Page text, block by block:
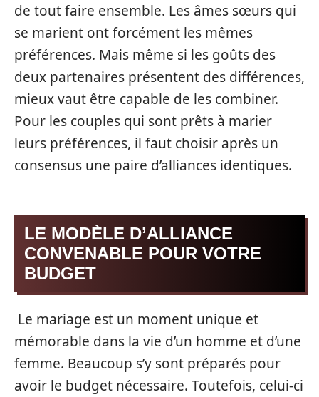
de tout faire ensemble. Les âmes sœurs qui
se marient ont forcément les mêmes
préférences. Mais même si les goûts des
deux partenaires présentent des différences,
mieux vaut être capable de les combiner.
Pour les couples qui sont prêts à marier
leurs préférences, il faut choisir après un
consensus une paire d’alliances identiques.
LE MODÈLE D’ALLIANCE
CONVENABLE POUR VOTRE
BUDGET
Le mariage est un moment unique et
mémorable dans la vie d’un homme et d’une
femme. Beaucoup s’y sont préparés pour
avoir le budget nécessaire. Toutefois, celui-ci